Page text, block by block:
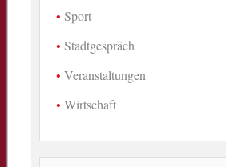
Sport
Stadtgespräch
Veranstaltungen
Wirtschaft